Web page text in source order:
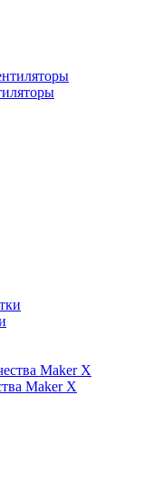
Maker X